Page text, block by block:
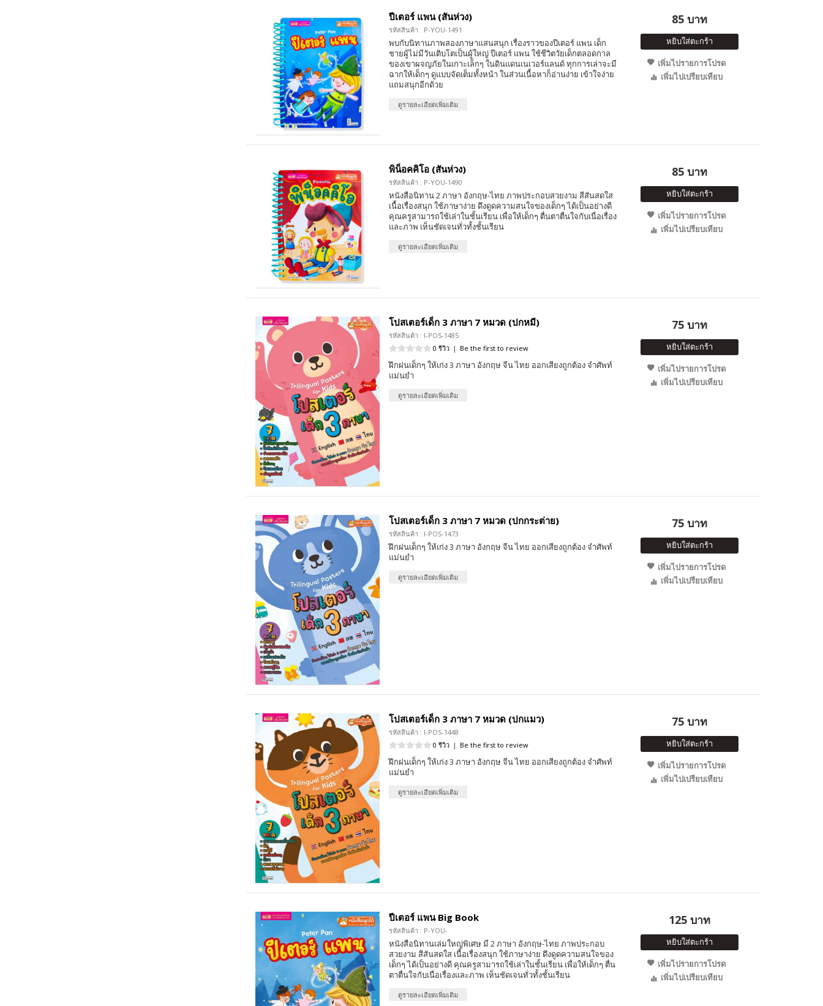
ปีเตอร์ แพน (สันห่วง)
รหัสสินค้า : P-YOU-1491
พบกับนิทานภาพสองภาษาแสนสนุก เรื่องราวของปีเตอร์ แพน เด็ก
ชายผู้ไม่มีวันเติบโตเป็นผู้ใหญ่ ปีเตอร์ แพน ใช้ชีวิตวัยเด็กตลอดกาล
ของเขาผจญภัยในเกาะเล็กๆ ในดินแดนเนเวอร์แลนด์ ทุกการเล่าจะมี
ฉากให้เด็กๆ ดูแบบจัดเต็มทั้งหน้า ในส่วนเนื้อหาก็อ่านง่าย เข้าใจง่าย
แถมสนุกอีกด้วย
ดูรายละเอียดเพิ่มเติม
85 บาท
หยิบใส่ตะกร้า
เพิ่มไปรายการโปรด
เพิ่มไปเปรียบเทียบ
พิน็อคคิโอ (สันห่วง)
รหัสสินค้า : P-YOU-1490
หนังสือนิทาน 2 ภาษา อังกฤษ-ไทย ภาพประกอบสวยงาม สีสันสดใส
เนื้อเรื่องสนุก ใช้ภาษาง่าย ดึงดูดความสนใจของเด็กๆ ได้เป็นอย่างดี
คุณครูสามารถใช้เล่าในชั้นเรียน เพื่อให้เด็กๆ ตื่นตาตื่นใจกับเนื่อเรื่อง
และภาพ เห็นชัดเจนทั่วทั้งชั้นเรียน
ดูรายละเอียดเพิ่มเติม
85 บาท
หยิบใส่ตะกร้า
เพิ่มไปรายการโปรด
เพิ่มไปเปรียบเทียบ
โปสเตอร์เด็ก 3 ภาษา 7 หมวด (ปกหมี)
รหัสสินค้า : I-POS-1485
0 รีวิว | Be the first to review
ฝึกฝนเด็กๆ ให้เก่ง 3 ภาษา อังกฤษ จีน ไทย ออกเสียงถูกต้อง จำศัพท์
แม่นยำ
ดูรายละเอียดเพิ่มเติม
75 บาท
หยิบใส่ตะกร้า
เพิ่มไปรายการโปรด
เพิ่มไปเปรียบเทียบ
โปสเตอร์เด็ก 3 ภาษา 7 หมวด (ปกกระต่าย)
รหัสสินค้า : I-POS-1473
ฝึกฝนเด็กๆ ให้เก่ง 3 ภาษา อังกฤษ จีน ไทย ออกเสียงถูกต้อง จำศัพท์
แม่นยำ
ดูรายละเอียดเพิ่มเติม
75 บาท
หยิบใส่ตะกร้า
เพิ่มไปรายการโปรด
เพิ่มไปเปรียบเทียบ
โปสเตอร์เด็ก 3 ภาษา 7 หมวด (ปกแมว)
รหัสสินค้า : I-POS-1448
0 รีวิว | Be the first to review
ฝึกฝนเด็กๆ ให้เก่ง 3 ภาษา อังกฤษ จีน ไทย ออกเสียงถูกต้อง จำศัพท์
แม่นยำ
ดูรายละเอียดเพิ่มเติม
75 บาท
หยิบใส่ตะกร้า
เพิ่มไปรายการโปรด
เพิ่มไปเปรียบเทียบ
ปีเตอร์ แพน Big Book
รหัสสินค้า : P-YOU-
หนังสือนิทานเล่มใหญ่พิเศษ มี 2 ภาษา อังกฤษ-ไทย ภาพประกอบ
สวยงาม สีสันสดใส เนื้อเรื่องสนุก ใช้ภาษาง่าย ดึงดูดความสนใจของ
เด็กๆ ได้เป็นอย่างดี คุณครูสามารถใช้เล่าในชั้นเรียน เพื่อให้เด็กๆ ตื่น
ตาตื่นใจกับเนื่อเรื่องและภาพ เห็นชัดเจนทั่วทั้งชั้นเรียน
ดูรายละเอียดเพิ่มเติม
125 บาท
หยิบใส่ตะกร้า
เพิ่มไปรายการโปรด
เพิ่มไปเปรียบเทียบ